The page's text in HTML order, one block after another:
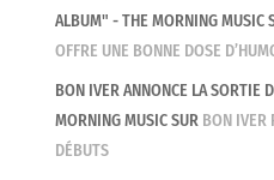
ALBUM" - THE MORNING MUSIC
OFFRE UNE BONNE DOSE
BON IVER ANNONCE LA SORTIE
MORNING MUSICSUR BON IVER
DÉBUTS